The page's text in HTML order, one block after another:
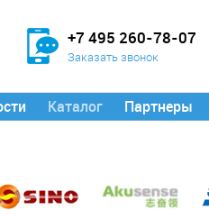
+7 495 260-78-07
Заказать звонок
Каталог Партнеры